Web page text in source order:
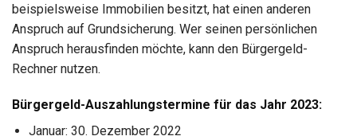
beispielsweise Immobilien besitzt, hat einen anderen
Anspruch auf Grundsicherung. Wer seinen persönlichen
Anspruch herausfinden möchte, kann den Bürgergeld-
Rechner nutzen.
Bürgergeld-Auszahlungstermine für das Jahr 2023:
Januar: 30. Dezember 2022